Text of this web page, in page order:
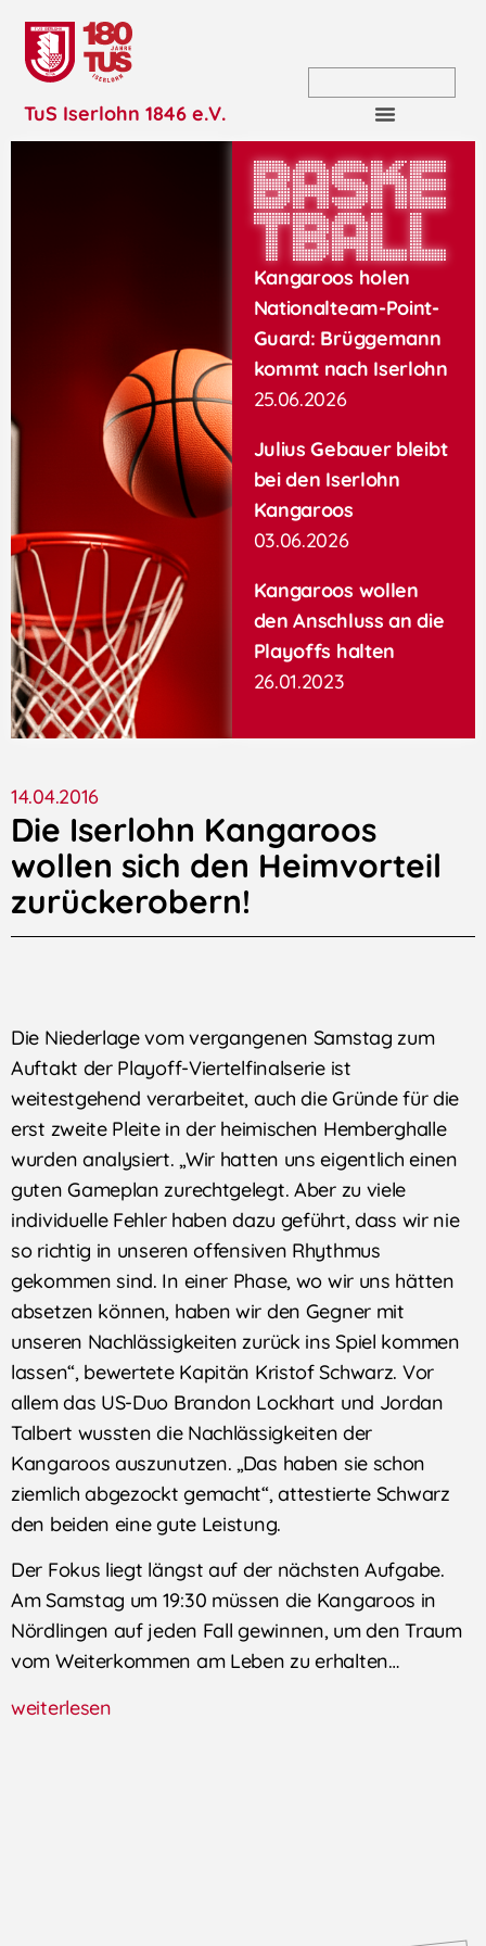
TuS Iserlohn 1846 e.V.
Baske
tball
Kangaroos holen
Nationalteam-Point-
Guard: Brüggemann
kommt nach Iserlohn
25.06.2026
Julius Gebauer bleibt
bei den Iserlohn
Kangaroos
03.06.2026
Kangaroos wollen
den Anschluss an die
Playoffs halten
26.01.2023
14.04.2016
Die Iserlohn Kangaroos
wollen sich den Heimvorteil
zurückerobern!
Die Niederlage vom vergangenen Samstag zum
Auftakt der Playoff-Viertelfinalserie ist
weitestgehend verarbeitet, auch die Gründe für die
erst zweite Pleite in der heimischen Hemberghalle
wurden analysiert. „Wir hatten uns eigentlich einen
guten Gameplan zurechtgelegt. Aber zu viele
individuelle Fehler haben dazu geführt, dass wir nie
so richtig in unseren offensiven Rhythmus
gekommen sind. In einer Phase, wo wir uns hätten
absetzen können, haben wir den Gegner mit
unseren Nachlässigkeiten zurück ins Spiel kommen
lassen“, bewertete Kapitän Kristof Schwarz. Vor
allem das US-Duo Brandon Lockhart und Jordan
Talbert wussten die Nachlässigkeiten der
Kangaroos auszunutzen. „Das haben sie schon
ziemlich abgezockt gemacht“, attestierte Schwarz
den beiden eine gute Leistung.
Der Fokus liegt längst auf der nächsten Aufgabe.
Am Samstag um 19:30 müssen die Kangaroos in
Nördlingen auf jeden Fall gewinnen, um den Traum
vom Weiterkommen am Leben zu erhalten…
weiterlesen